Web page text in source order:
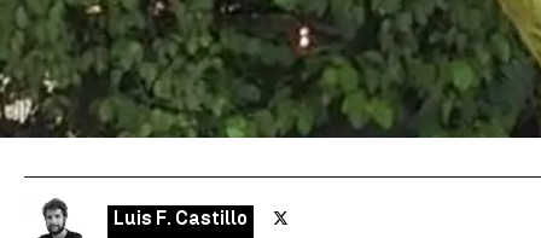
Luis F. Castillo